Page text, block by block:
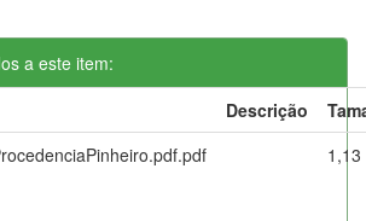
a este item:
Descrição
1,13